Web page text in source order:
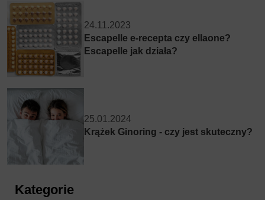
24.11.2023
Escapelle e-recepta czy ellaone?
Escapelle jak działa?
25.01.2024
Krążek Ginoring - czy jest skuteczny?
Kategorie